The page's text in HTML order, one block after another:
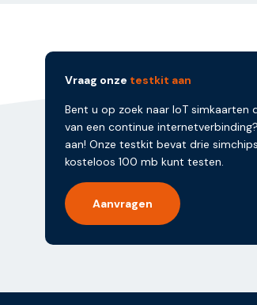
Vraag onze testkit aan
Bent u op zoek naar IoT simkaarten
van een continue
aan! Onze testkit bevat drie
kosteloos 100 mb kunt testen.
Aanvragen